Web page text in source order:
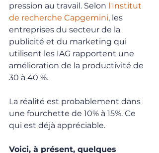
pression au travail. Selon l'Institut
de recherche Capgemini, les
entreprises du secteur de la
publicité et du marketing qui
utilisent les IAG rapportent une
amélioration de la productivité de
30 à 40 %.
La réalité est probablement dans
une fourchette de 10% à 15%. Ce
qui est déjà appréciable.
Voici, à présent, quelques